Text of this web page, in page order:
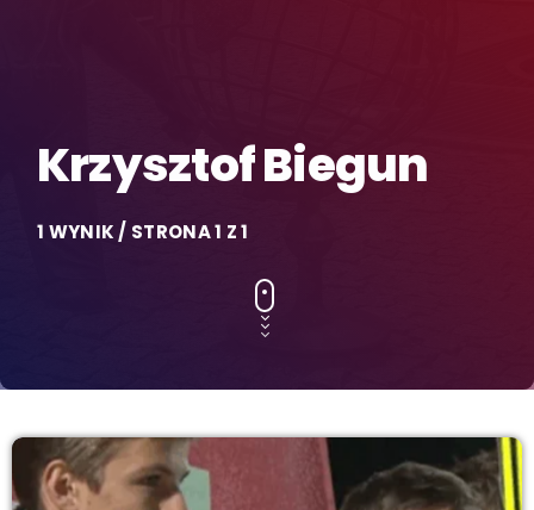
Krzysztof Biegun
1 WYNIK / STRONA 1 Z 1